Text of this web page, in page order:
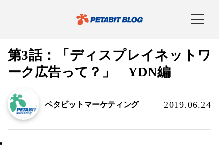
第3話：「ディスプレイネットワ
ーク広告って？」 YDN編
ペタビットマーケティング 2019.06.24